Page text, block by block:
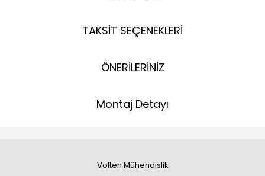
TAKSİT SEÇENEKLERİ
ÖNERİLERİNİZ
Montaj Detayı
Volten Mühendislik